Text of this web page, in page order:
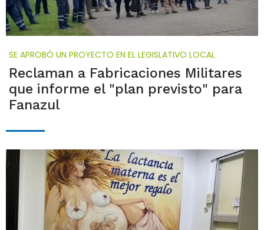
SE APROBÓ UN PROYECTO EN EL LEGISLATIVO LOCAL
Reclaman a Fabricaciones Militares
que informe el "plan previsto" para
Fanazul